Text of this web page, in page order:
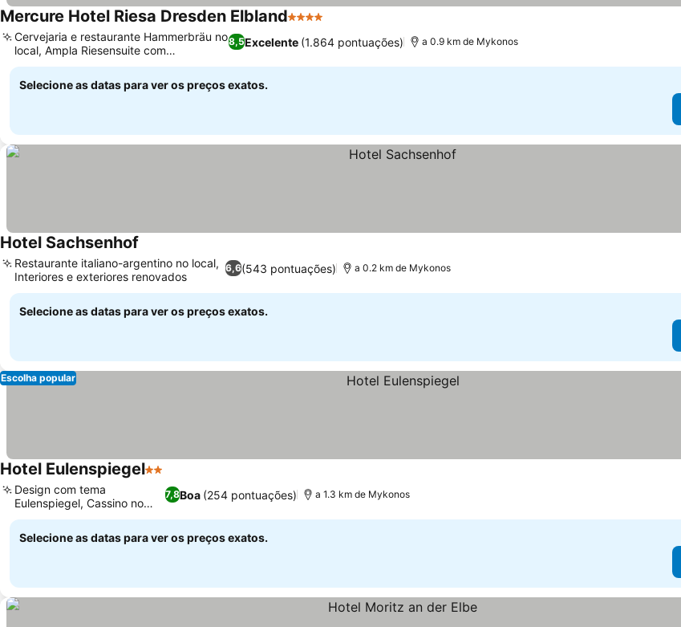
Mercure Hotel Riesa Dresden Elbland4 Estrelas
8,5Excelente (1.864 pontuações)
Cervejaria e restaurante Hammerbräu no
local, Ampla Riesensuite com
hidromassagem
a 0.9 km de Mykonos
Selecione as datas para ver os preços exatos.
Hotel Sachsenhof
6,6(543 pontuações)
Restaurante italiano-argentino no local,
Interiores e exteriores renovados
a 0.2 km de Mykonos
Selecione as datas para ver os preços exatos.
Escolha popular
Hotel Eulenspiegel2 Estrelas
7,8Boa (254 pontuações)
Design com tema
Eulenspiegel, Cassino no
local
a 1.3 km de Mykonos
Selecione as datas para ver os preços exatos.